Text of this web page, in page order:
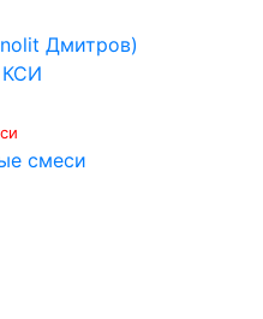
Дмитров)
КСИ
смеси